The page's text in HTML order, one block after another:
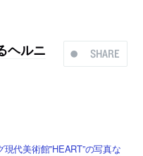
SHARE
ヘルニ
代美術館”HEART”の写真な